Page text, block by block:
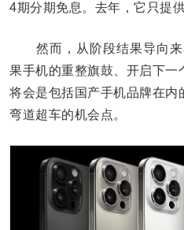
4期分期免息。去年，它只提
然而，从阶段结果导向来
果手机的重整旗鼓、开启下一
将会是包括国产手机品牌在内
弯道超车的机会点。